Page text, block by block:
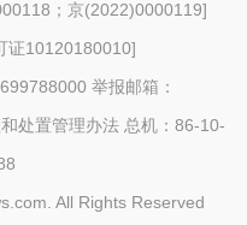
；京(2022)0000119]
证10120180010]
举报邮箱：
处置管理办法 总机：86-10-
All Rights Reserved